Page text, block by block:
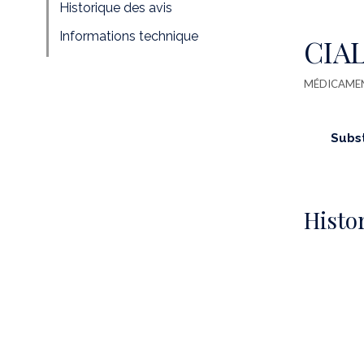
Historique des avis
Informations technique